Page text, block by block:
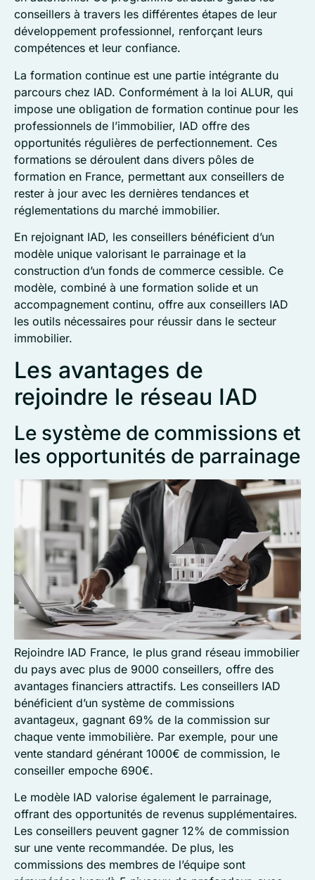
conseillers à travers les différentes étapes de leur
développement professionnel, renforçant leurs
compétences et leur confiance.
La formation continue est une partie intégrante du
parcours chez IAD. Conformément à la loi ALUR, qui
impose une obligation de formation continue pour les
professionnels de l’immobilier, IAD offre des
opportunités régulières de perfectionnement. Ces
formations se déroulent dans divers pôles de
formation en France, permettant aux conseillers de
rester à jour avec les dernières tendances et
réglementations du marché immobilier.
En rejoignant IAD, les conseillers bénéficient d’un
modèle unique valorisant le parrainage et la
construction d’un fonds de commerce cessible. Ce
modèle, combiné à une formation solide et un
accompagnement continu, offre aux conseillers IAD
les outils nécessaires pour réussir dans le secteur
immobilier.
Les avantages de
rejoindre le réseau IAD
Le système de commissions et
les opportunités de parrainage
Rejoindre IAD France, le plus grand réseau immobilier
du pays avec plus de 9000 conseillers, offre des
avantages financiers attractifs. Les conseillers IAD
bénéficient d’un système de commissions
avantageux, gagnant 69% de la commission sur
chaque vente immobilière. Par exemple, pour une
vente standard générant 1000€ de commission, le
conseiller empoche 690€.
Le modèle IAD valorise également le parrainage,
offrant des opportunités de revenus supplémentaires.
Les conseillers peuvent gagner 12% de commission
sur une vente recommandée. De plus, les
commissions des membres de l’équipe sont